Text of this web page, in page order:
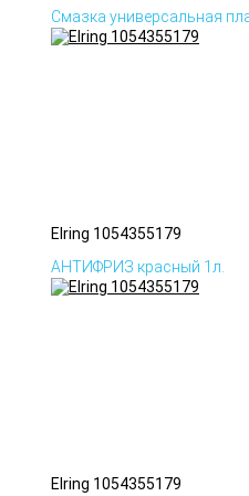
Смазка универсальная
Elring 1054355179
АНТИФРИЗ красный 1л.
Elring 1054355179